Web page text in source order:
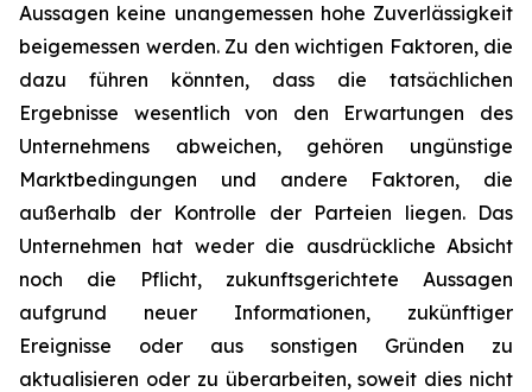
Aussagen keine unangemessen hohe Zuverlässigkeit
beigemessen werden. Zu den wichtigen Faktoren, die
dazu führen könnten, dass die tatsächlichen
Ergebnisse wesentlich von den Erwartungen des
Unternehmens abweichen, gehören ungünstige
Marktbedingungen und andere Faktoren, die
außerhalb der Kontrolle der Parteien liegen. Das
Unternehmen hat weder die ausdrückliche Absicht
noch die Pflicht, zukunftsgerichtete Aussagen
aufgrund neuer Informationen, zukünftiger
Ereignisse oder aus sonstigen Gründen zu
aktualisieren oder zu überarbeiten, soweit dies nicht